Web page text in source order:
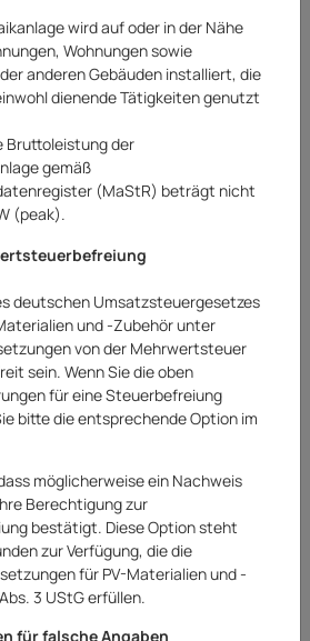
Saturn B2500
wird auf oder in der Nähe
Wohnungen sowie
anderen Gebäuden installiert, die
dienende Tätigkeiten genutzt
Bruttoleistung der
gemäß
(MaStR) beträgt nicht
(peak).
deutschen Umsatzsteuergesetzes
und -Zubehör unter
von der Mehrwertsteuer
sein. Wenn Sie die oben
für eine Steuerbefreiung
bitte die entsprechende Option im
möglicherweise ein Nachweis
Berechtigung zur
bestätigt. Diese Option steht
zur Verfügung, die die
für PV-Materialien und -
3 UStG erfüllen.
für falsche Angaben